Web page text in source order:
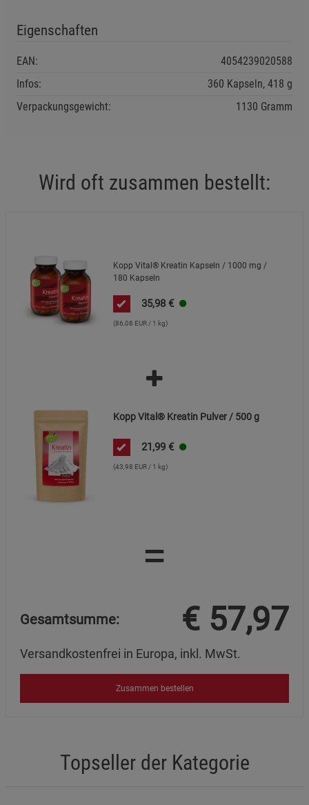
Eigenschaften
EAN:
4054239020588
Infos:
360 Kapseln, 418 g
Verpackungsgewicht:
1130 Gramm
Wird oft zusammen bestellt:
Kopp Vital® Kreatin Kapseln / 1000 mg /
180 Kapseln
35,98 €
(86,08 EUR / 1 kg)
Kopp Vital® Kreatin Pulver / 500 g
21,99 €
(43,98 EUR / 1 kg)
=
Gesamtsumme: € 57,97
Versandkostenfrei in Europa, inkl. MwSt.
Zusammen bestellen
Topseller der Kategorie